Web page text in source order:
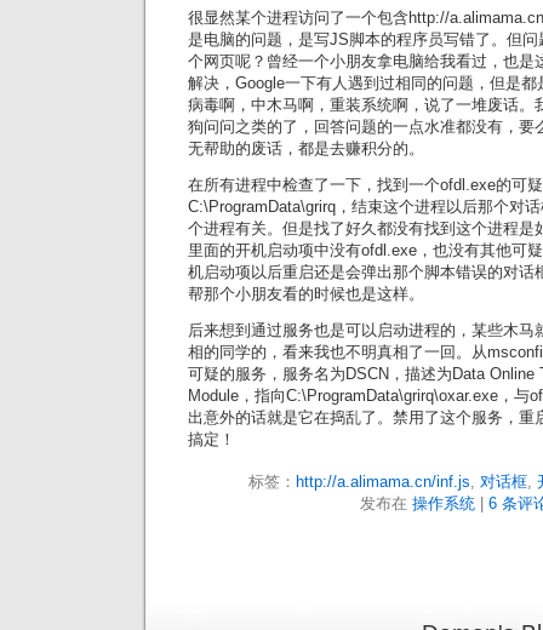
很显然某个进程访问了一个包含http://
是电脑的问题，是写JS脚本的程序员写错了。但
个网页呢？曾经一个小朋友拿电脑给我看过，也是
解决，Google一下有人遇到过相同的问题，但是
病毒啊，中木马啊，重装系统啊，说了一堆废话。
狗问问之类的了，回答问题的一点水准都没有，要
无帮助的废话，都是去赚积分的。
在所有进程中检查了一下，找到一个ofdl.exe的可
C:\ProgramData\grirq，结束这个进程以后那个对
个进程有关。但是找了好久都没有找到这个进程是
里面的开机启动项中没有ofdl.exe，也没有其他可
机启动项以后重启还是会弹出那个脚本错误的对话
帮那个小朋友看的时候也是这样。
后来想到通过服务也是可以启动进程的，某些木马
相的同学的，看来我也不明真相了一回。从
可疑的服务，服务名为DSCN，描述为Data
Module，指向C:\ProgramData\grirq\oxar.exe，与
出意外的话就是它在捣乱了。禁用了这个服务，重
搞定！
标签： http://a.alimama.cn/inf.js, 对话框,
发布在 操作系统| 6 条评